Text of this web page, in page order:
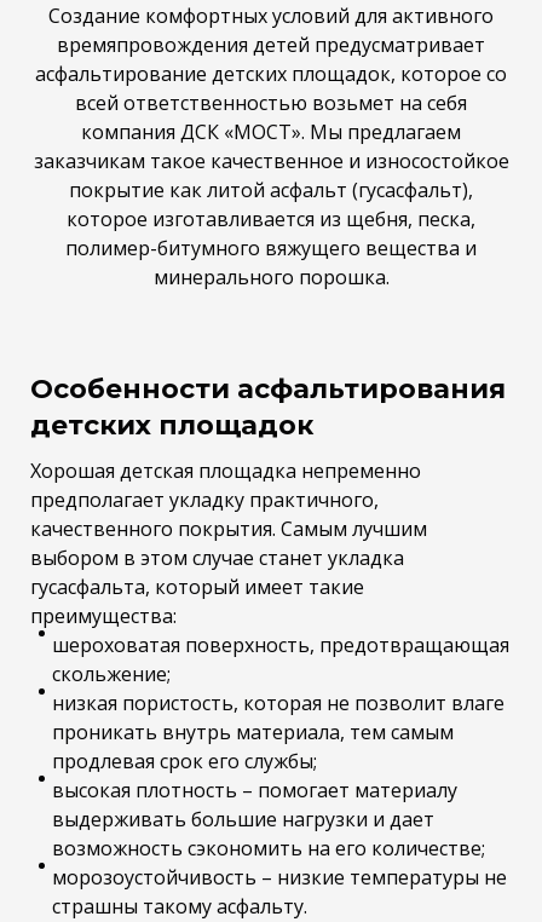
Создание комфортных условий для активного
времяпровождения детей предусматривает
асфальтирование детских площадок, которое со
всей ответственностью возьмет на себя
компания ДСК «МОСТ». Мы предлагаем
заказчикам такое качественное и износостойкое
покрытие как литой асфальт (гусасфальт),
которое изготавливается из щебня, песка,
полимер-битумного вяжущего вещества и
минерального порошка.
Особенности асфальтирования
детских площадок
Хорошая детская площадка непременно
предполагает укладку практичного,
качественного покрытия. Самым лучшим
выбором в этом случае станет укладка
гусасфальта, который имеет такие
преимущества:
шероховатая поверхность, предотвращающая
скольжение;
низкая пористость, которая не позволит влаге
проникать внутрь материала, тем самым
продлевая срок его службы;
высокая плотность – помогает материалу
выдерживать большие нагрузки и дает
возможность сэкономить на его количестве;
морозоустойчивость – низкие температуры не
страшны такому асфальту.